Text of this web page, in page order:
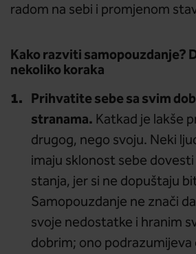
radom na sebi i promjenom
Kako razviti samopouzdanje?
nekoliko koraka
Prihvatite sebe sa svim
stranama. Katkad je lakše
drugog, nego svoju. Neki
imaju sklonost sebe
stanja, jer si ne dopuštaju
Samopouzdanje ne znači
svoje nedostatke i hranim
dobrim; ono podrazumijeva